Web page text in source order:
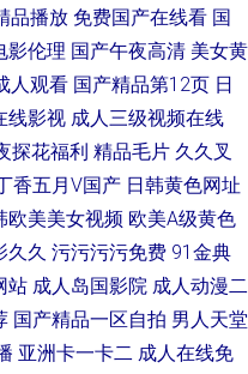
品播放 免费国产在线看 国
影伦理 国产午夜高清 美女黄
人观看 国产精品第12页 日
线影视 成人三级视频在线
探花福利 精品毛片 久久叉
香五月V国产 日韩黄色网址
欧美美女视频 欧美A级黄色
久久 污污污污免费 91金典
站 成人岛国影院 成人动漫二
国产精品一区自拍 男人天堂
亚洲卡一卡二 成人在线免